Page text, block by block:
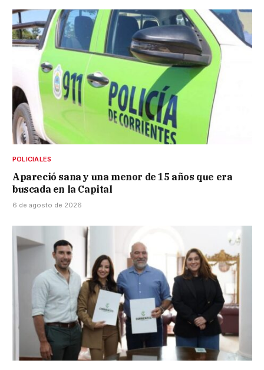
POLICIALES
Apareció sana y una menor de 15 años que era
buscada en la Capital
6 de agosto de 2026